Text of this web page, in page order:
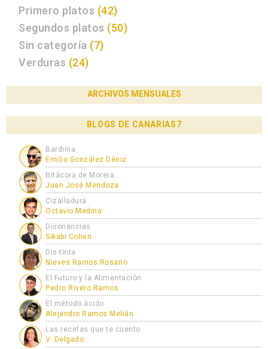
Primero platos (42)
Segundos platos (50)
Sin categoría (7)
Verduras (24)
ARCHIVOS MENSUALES
BLOGS DE CANARIAS7
Bardinia
Emilio González Déniz
Bitácora de Morera
Juan José Mendoza
Cizalladura
Octavio Medina
Disonancias
Sikabi Cohen
Dis-tinta
Nieves Ramos Rosario
El Futuro y la Alimentación
Pedro Rivero Ramos
El método ácido
Alejandro Ramos Melián
Las recetas que te cuento
V. Delgado